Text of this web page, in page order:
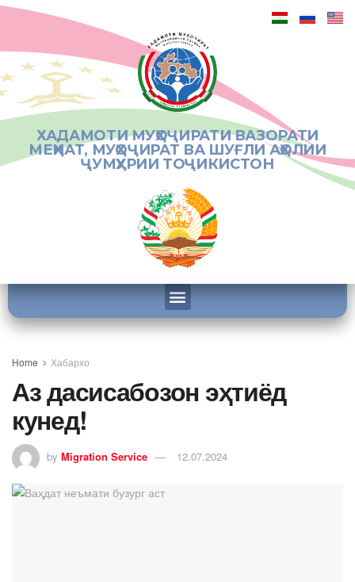
ХАДАМОТИ МУҲОҶИРАТИ ВАЗОРАТИ
МЕҲНАТ, МУҲОҶИРАТ ВА ШУҒЛИ АҲОЛИИ
ҶУМҲУРИИ ТОҶИКИСТОН
Home Хабархо
Аз дасисабозон эҳтиёд
кунед!
by Migration Service 12.07.2024